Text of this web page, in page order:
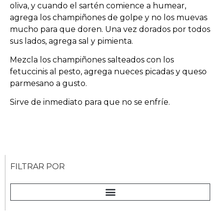
oliva, y cuando el sartén comience a humear,
agrega los champiñones de golpe y no los muevas
mucho para que doren. Una vez dorados por todos
sus lados, agrega sal y pimienta.
Mezcla los champiñones salteados con los
fetuccinis al pesto, agrega nueces picadas y queso
parmesano a gusto.
Sirve de inmediato para que no se enfríe.
FILTRAR POR